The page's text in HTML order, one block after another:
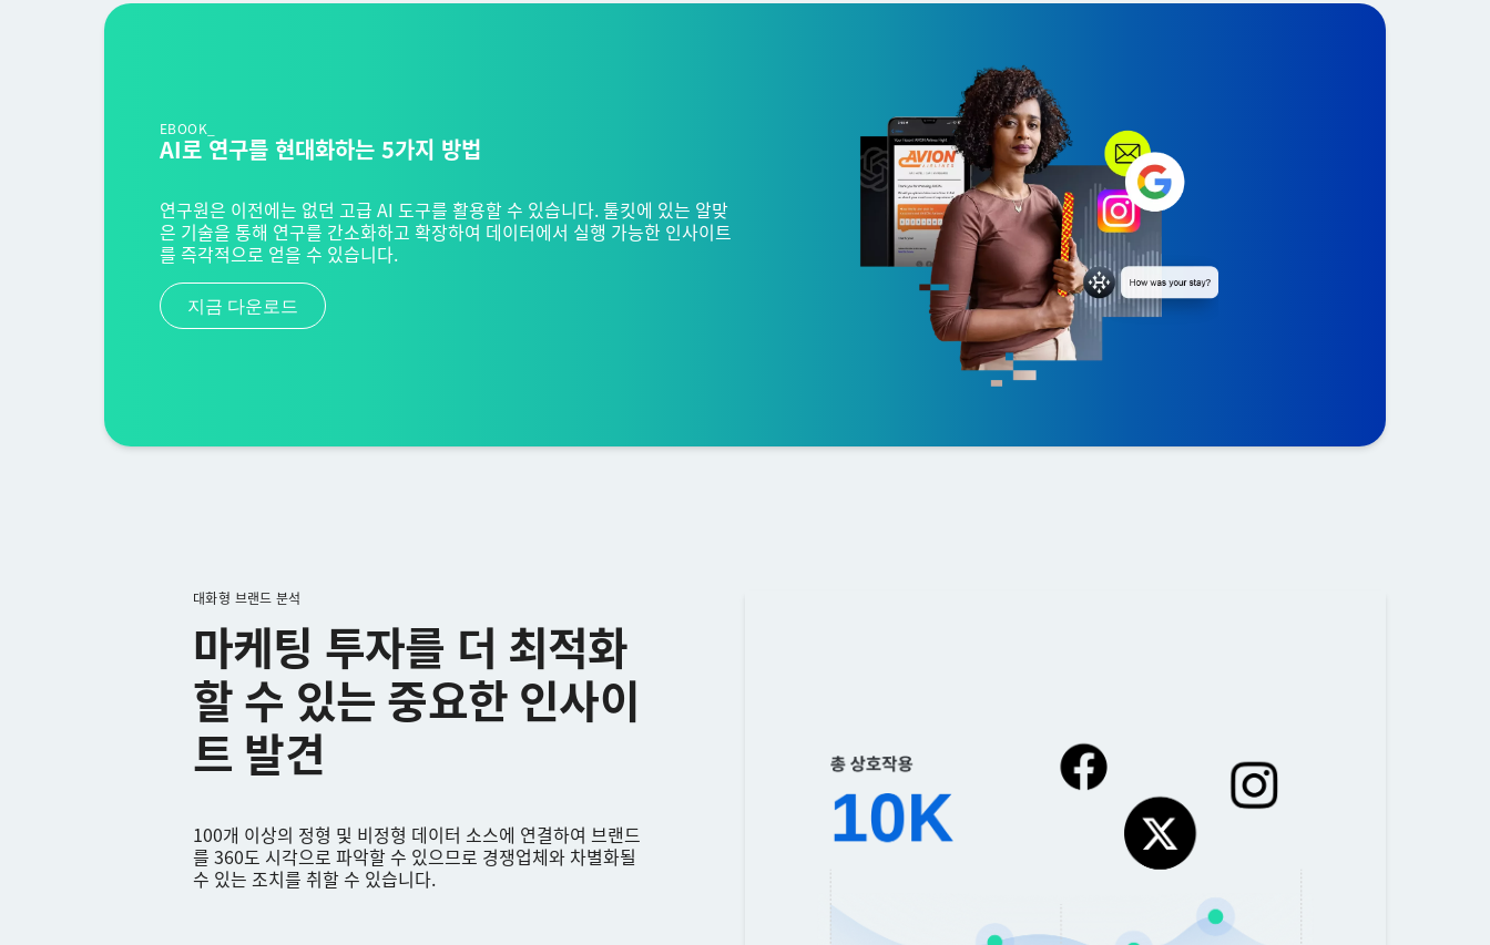
EBOOK_
AI로 연구를 현대화하는 5가지 방법
연구원은 이전에는 없던 고급 AI 도구를 활용할 수 있습니다. 툴킷에 있는 알맞
은 기술을 통해 연구를 간소화하고 확장하여 데이터에서 실행 가능한 인사이트
를 즉각적으로 얻을 수 있습니다.
지금 다운로드
대화형 브랜드 분석
마케팅 투자를 더 최적화
할 수 있는 중요한 인사이
트 발견
100개 이상의 정형 및 비정형 데이터 소스에 연결하여 브랜드
를 360도 시각으로 파악할 수 있으므로 경쟁업체와 차별화될
수 있는 조치를 취할 수 있습니다.